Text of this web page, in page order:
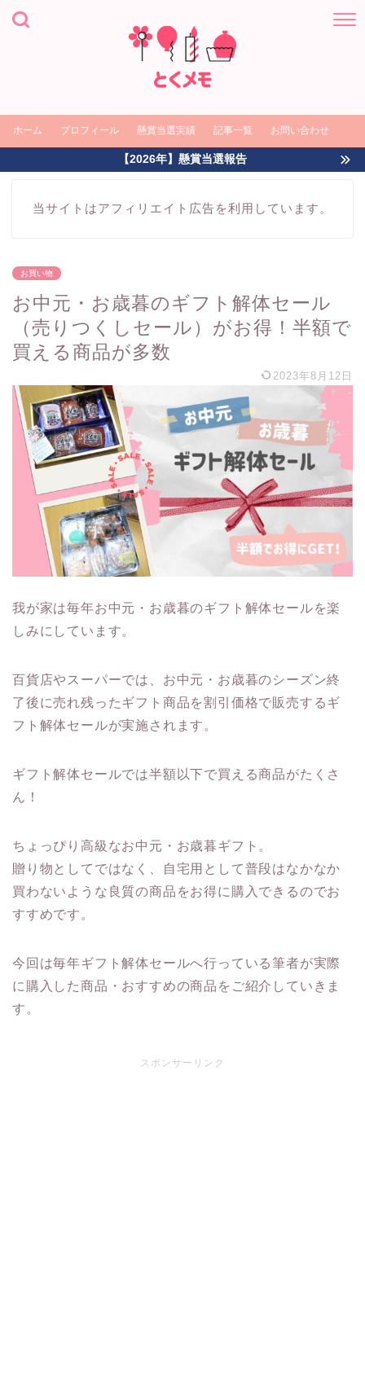
ホーム プロフィール 懸賞当選実績 記事一覧 お問い合わせ
【2026年】懸賞当選報告
当サイトはアフィリエイト広告を利用しています。
お買い物
お中元・お歳暮のギフト解体セール
（売りつくしセール）がお得！半額で
買える商品が多数
2023年8月12日
我が家は毎年お中元・お歳暮のギフト解体セールを楽
しみにしています。
百貨店やスーパーでは、お中元・お歳暮のシーズン終
了後に売れ残ったギフト商品を割引価格で販売するギ
フト解体セールが実施されます。
ギフト解体セールでは半額以下で買える商品がたくさ
ん！
ちょっぴり高級なお中元・お歳暮ギフト。
贈り物としてではなく、自宅用として普段はなかなか
買わないような良質の商品をお得に購入できるのでお
すすめです。
今回は毎年ギフト解体セールへ行っている筆者が実際
に購入した商品・おすすめの商品をご紹介していきま
す。
スポンサーリンク